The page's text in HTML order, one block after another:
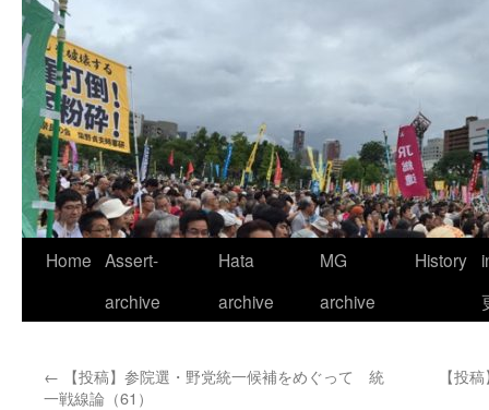
ッ
プ
Home Assert-
archive
Hata
archive
MG
archive
History
← 【投稿】参院選・野党統一候補をめぐって 統
一戦線論（61）
【投